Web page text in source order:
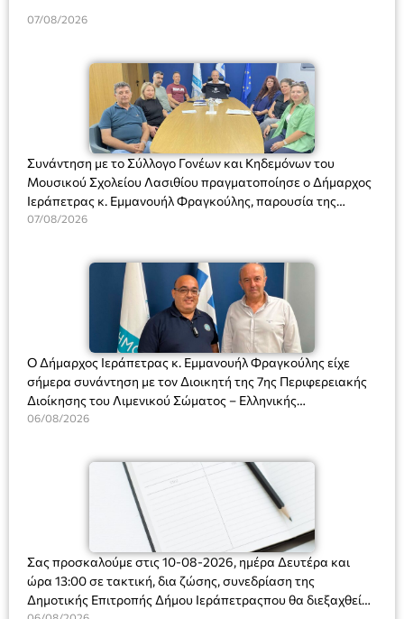
07/08/2026
Συνάντηση με το Σύλλογο Γονέων και Κηδεμόνων του
Μουσικού Σχολείου Λασιθίου πραγματοποίησε ο Δήμαρχος
Ιεράπετρας κ. Εμμανουήλ Φραγκούλης, παρουσία της
Διευθύντριας του σχολείου κας Μαριάννας Χαΐτα.
07/08/2026
Ο Δήμαρχος Ιεράπετρας κ. Εμμανουήλ Φραγκούλης είχε
σήμερα συνάντηση με τον Διοικητή της 7ης Περιφερειακής
Διοίκησης του Λιμενικού Σώματος – Ελληνικής
Ακτοφυλακής (Λ.Σ.-ΕΛ.ΑΚΤ.), Αρχιπλοίαρχο Λ.Σ. κ. Ιωάννη
06/08/2026
Σας προσκαλούμε στις 10-08-2026, ημέρα Δευτέρα και
ώρα 13:00 σε τακτική, δια ζώσης, συνεδρίαση της
Δημοτικής Επιτροπής Δήμου Ιεράπετραςπου θα διεξαχθεί